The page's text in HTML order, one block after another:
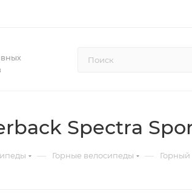
Spectra
— Горные велосипеды — Горный